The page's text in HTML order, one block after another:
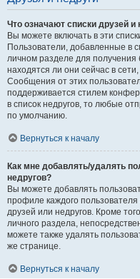
Что означают списки друзей и
Вы можете включать в эти
Пользователи, добавленные в
личном разделе для
находятся ли они сейчас в
Сообщения от этих
поддерживается стилем
в список недругов, то любые
по умолчанию.
Вернуться к началу
Как мне добавлять/удалять
недругов?
Вы можете добавлять
профиле каждого пользователя
друзей или недругов. Кроме
личного раздела,
можете также удалять
же странице.
Вернуться к началу